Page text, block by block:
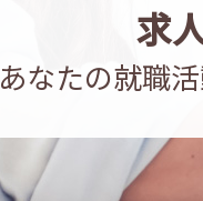
求
あなたの就職